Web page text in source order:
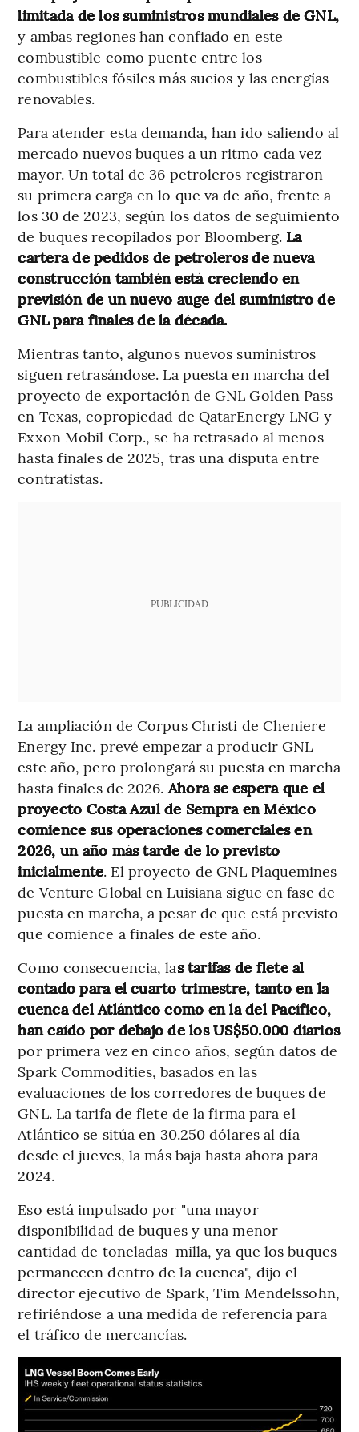
limitada de los suministros mundiales de GNL,
y ambas regiones han confiado en este
combustible como puente entre los
combustibles fósiles más sucios y las energías
renovables.
Para atender esta demanda, han ido saliendo al
mercado nuevos buques a un ritmo cada vez
mayor. Un total de 36 petroleros registraron
su primera carga en lo que va de año, frente a
los 30 de 2023, según los datos de seguimiento
de buques recopilados por Bloomberg. La
cartera de pedidos de petroleros de nueva
construcción también está creciendo en
previsión de un nuevo auge del suministro de
GNL para finales de la década.
Mientras tanto, algunos nuevos suministros
siguen retrasándose. La puesta en marcha del
proyecto de exportación de GNL Golden Pass
en Texas, copropiedad de QatarEnergy LNG y
Exxon Mobil Corp., se ha retrasado al menos
hasta finales de 2025, tras una disputa entre
contratistas.
PUBLICIDAD
La ampliación de Corpus Christi de Cheniere
Energy Inc. prevé empezar a producir GNL
este año, pero prolongará su puesta en marcha
hasta finales de 2026. Ahora se espera que el
proyecto Costa Azul de Sempra en México
comience sus operaciones comerciales en
2026, un año más tarde de lo previsto
inicialmente. El proyecto de GNL Plaquemines
de Venture Global en Luisiana sigue en fase de
puesta en marcha, a pesar de que está previsto
que comience a finales de este año.
Como consecuencia, las tarifas de flete al
contado para el cuarto trimestre, tanto en la
cuenca del Atlántico como en la del Pacífico,
han caído por debajo de los US$50.000 diarios
por primera vez en cinco años, según datos de
Spark Commodities, basados en las
evaluaciones de los corredores de buques de
GNL. La tarifa de flete de la firma para el
Atlántico se sitúa en 30.250 dólares al día
desde el jueves, la más baja hasta ahora para
2024.
Eso está impulsado por "una mayor
disponibilidad de buques y una menor
cantidad de toneladas-milla, ya que los buques
permanecen dentro de la cuenca", dijo el
director ejecutivo de Spark, Tim Mendelssohn,
refiriéndose a una medida de referencia para
el tráfico de mercancías.